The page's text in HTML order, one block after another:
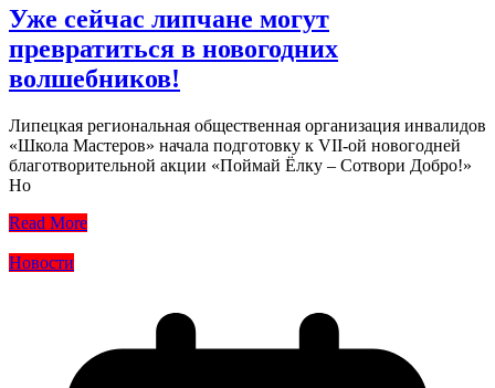
Уже сейчас липчане могут
превратиться в новогодних
волшебников!
Липецкая региональная общественная организация инвалидов
«Школа Мастеров» начала подготовку к VII-ой новогодней
благотворительной акции «Поймай Ёлку – Сотвори Добро!»
Но
Read More
Новости